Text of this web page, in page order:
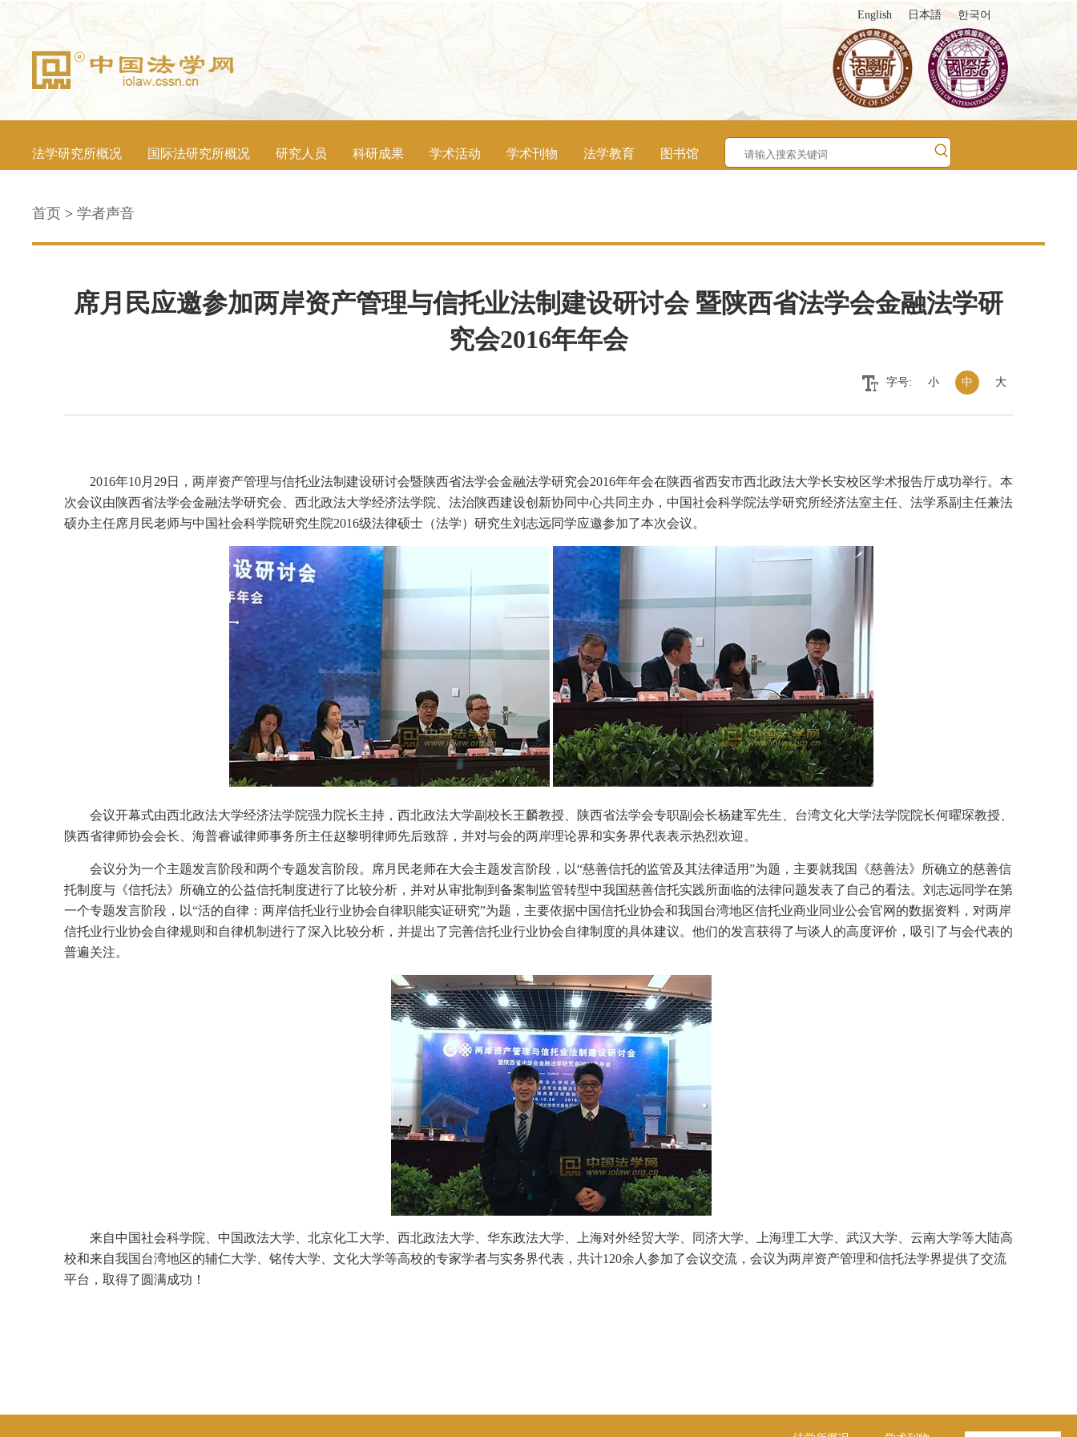
English 日本語 한국어
法学研究所概况 国际法研究所概况 研究人员 科研成果 学术活动 学术刊物 法学教育 图书馆
首页 > 学者声音
席月民应邀参加两岸资产管理与信托业法制建设研讨会 暨陕西省法学会金融法学研
究会2016年年会
字号: 小 中 大
2016年10月29日，两岸资产管理与信托业法制建设研讨会暨陕西省法学会金融法学研究会2016年年会在陕西省西安市西北政法大学长安校区学术报告厅成功举行。本
次会议由陕西省法学会金融法学研究会、西北政法大学经济法学院、法治陕西建设创新协同中心共同主办，中国社会科学院法学研究所经济法室主任、法学系副主任兼法
硕办主任席月民老师与中国社会科学院研究生院2016级法律硕士（法学）研究生刘志远同学应邀参加了本次会议。
会议开幕式由西北政法大学经济法学院强力院长主持，西北政法大学副校长王麟教授、陕西省法学会专职副会长杨建军先生、台湾文化大学法学院院长何曜琛教授、
陕西省律师协会会长、海普睿诚律师事务所主任赵黎明律师先后致辞，并对与会的两岸理论界和实务界代表表示热烈欢迎。
会议分为一个主题发言阶段和两个专题发言阶段。席月民老师在大会主题发言阶段，以“慈善信托的监管及其法律适用”为题，主要就我国《慈善法》所确立的慈善信
托制度与《信托法》所确立的公益信托制度进行了比较分析，并对从审批制到备案制监管转型中我国慈善信托实践所面临的法律问题发表了自己的看法。刘志远同学在第
一个专题发言阶段，以“活的自律：两岸信托业行业协会自律职能实证研究”为题，主要依据中国信托业协会和我国台湾地区信托业商业同业公会官网的数据资料，对两岸
信托业行业协会自律规则和自律机制进行了深入比较分析，并提出了完善信托业行业协会自律制度的具体建议。他们的发言获得了与谈人的高度评价，吸引了与会代表的
普遍关注。
来自中国社会科学院、中国政法大学、北京化工大学、西北政法大学、华东政法大学、上海对外经贸大学、同济大学、上海理工大学、武汉大学、云南大学等大陆高
校和来自我国台湾地区的辅仁大学、铭传大学、文化大学等高校的专家学者与实务界代表，共计120余人参加了会议交流，会议为两岸资产管理和信托法学界提供了交流
平台，取得了圆满成功！